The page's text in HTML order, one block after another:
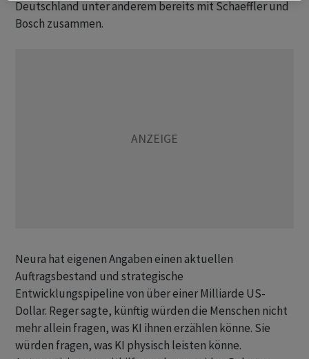
Deutschland unter anderem bereits mit Schaeffler und
Bosch zusammen.
Neura hat eigenen Angaben einen aktuellen
Auftragsbestand und strategische
Entwicklungspipeline von über einer Milliarde US-
Dollar. Reger sagte, künftig würden die Menschen nicht
mehr allein fragen, was KI ihnen erzählen könne. Sie
würden fragen, was KI physisch leisten könne.